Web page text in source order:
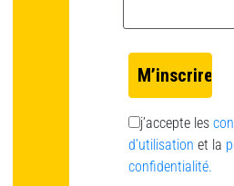
j’accepte les
d’utilisation et la
confidentialité.